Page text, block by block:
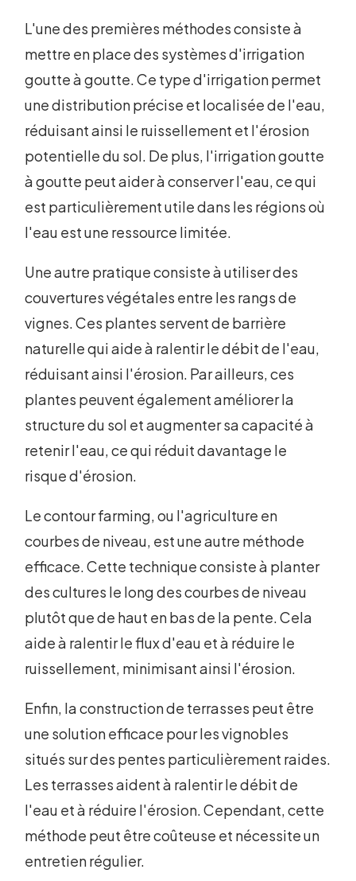
L'une des premières méthodes consiste à
mettre en place des systèmes d'irrigation
goutte à goutte. Ce type d'irrigation permet
une distribution précise et localisée de l'eau,
réduisant ainsi le ruissellement et l'érosion
potentielle du sol. De plus, l'irrigation goutte
à goutte peut aider à conserver l'eau, ce qui
est particulièrement utile dans les régions où
l'eau est une ressource limitée.
Une autre pratique consiste à utiliser des
couvertures végétales entre les rangs de
vignes. Ces plantes servent de barrière
naturelle qui aide à ralentir le débit de l'eau,
réduisant ainsi l'érosion. Par ailleurs, ces
plantes peuvent également améliorer la
structure du sol et augmenter sa capacité à
retenir l'eau, ce qui réduit davantage le
risque d'érosion.
Le contour farming, ou l'agriculture en
courbes de niveau, est une autre méthode
efficace. Cette technique consiste à planter
des cultures le long des courbes de niveau
plutôt que de haut en bas de la pente. Cela
aide à ralentir le flux d'eau et à réduire le
ruissellement, minimisant ainsi l'érosion.
Enfin, la construction de terrasses peut être
une solution efficace pour les vignobles
situés sur des pentes particulièrement raides.
Les terrasses aident à ralentir le débit de
l'eau et à réduire l'érosion. Cependant, cette
méthode peut être coûteuse et nécessite un
entretien régulier.